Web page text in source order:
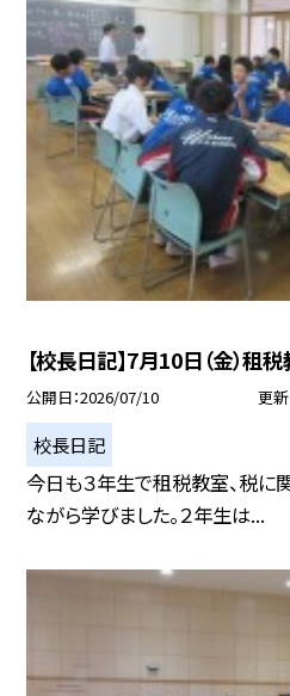
【校長日記】7月10日（金）租
公開日 2026/07/10 更
校長日記
今日も３年生で租税教室、税に
ながら学びました。２年生は...